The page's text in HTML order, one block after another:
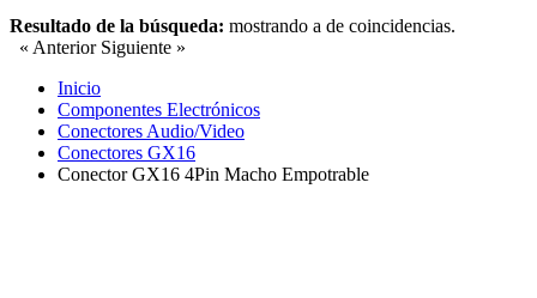
Resultado de la búsqueda: mostrando a de coincidencias.
« Anterior Siguiente »
Inicio
Componentes Electrónicos
Conectores Audio/Video
Conectores GX16
Conector GX16 4Pin Macho Empotrable